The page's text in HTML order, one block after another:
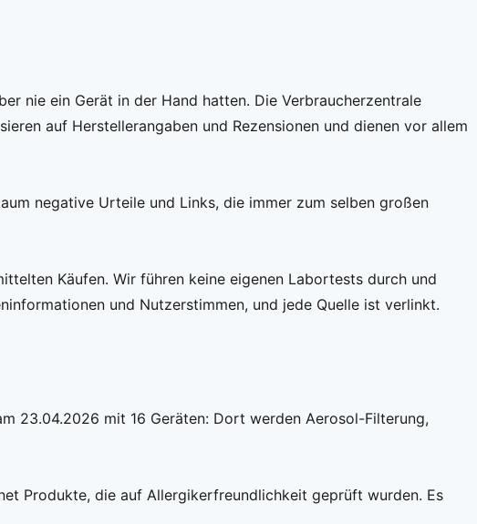
nie ein Gerät in der Hand hatten. Die Verbraucherzentrale
auf Herstellerangaben und Rezensionen und dienen vor allem
negative Urteile und Links, die immer zum selben großen
Käufen. Wir führen keine eigenen Labortests durch und
und Nutzerstimmen, und jede Quelle ist verlinkt.
23.04.2026 mit 16 Geräten: Dort werden Aerosol-Filterung,
Produkte, die auf Allergikerfreundlichkeit geprüft wurden. Es